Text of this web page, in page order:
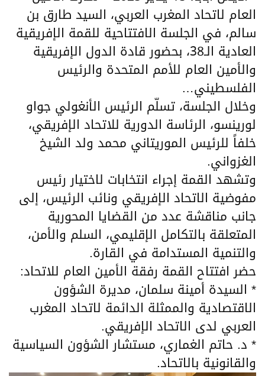
العام لاتحاد المغرب العربي، السيد طارق بن
سالم، في الجلسة الافتتاحية للقمة الإفريقية
العادية الـ38، بحضور قادة الدول الإفريقية
والأمين العام للأمم المتحدة والرئيس
الفلسطيني…
وخلال الجلسة، تسلّم الرئيس الأنغولي جواو
لورينسو، الرئاسة الدورية للاتحاد الإفريقي،
خلفاً للرئيس الموريتاني محمد ولد الشيخ
الغزواني.
وتشهد القمة إجراء انتخابات لاختيار رئيس
مفوضية الاتحاد الإفريقي ونائب الرئيس، إلى
جانب مناقشة عدد من القضايا المحورية
المتعلقة بالتكامل الإقليمي، السلم والأمن،
والتنمية المستدامة في القارة.
حضر افتتاح القمة رفقة الأمين العام للاتحاد:
* السيدة أمينة سلمان، مديرة الشؤون
الاقتصادية والممثلة الدائمة لاتحاد المغرب
العربي لدى الاتحاد الإفريقي.
* د. حاتم الغماري، مستشار الشؤون السياسية
والقانونية بالاتحاد.